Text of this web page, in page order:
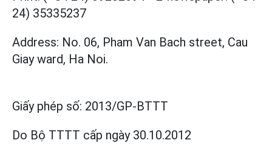
24) 35335237
Address: No. 06, Pham Van Bach street, Cau
Giay ward, Ha Noi.
Giấy phép số: 2013/GP-BTTT
Do Bộ TTTT cấp ngày 30.10.2012